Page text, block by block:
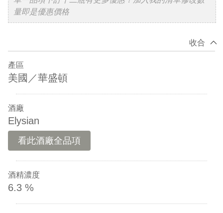
量即是優惠價格
收合
產區
美國／華盛頓
酒廠
Elysian
看此酒廠全品項
酒精濃度
6.3 %